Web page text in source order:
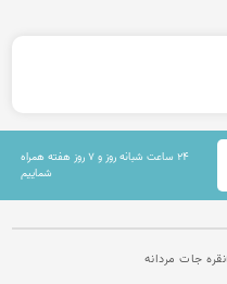
۲۴ ساعت شبانه روز و ۷ روز هفته همراه
شماییم
نقره جات مردانه